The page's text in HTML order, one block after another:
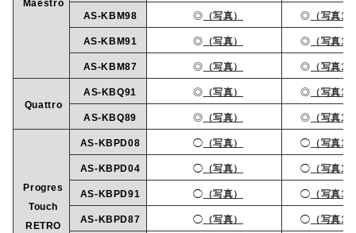
Maestro
AS-KBM98 ◎ （写真） ◎ （写真1）
AS-KBM91 ◎ （写真） ◎ （写真1）
AS-KBM87 ◎ （写真） ◎ （写真1）
Quattro
AS-KBQ91 ◎ （写真） ◎ （写真1）
AS-KBQ89 ◎ （写真） ◎ （写真1）
Progres
Touch
RETRO
AS-KBPD08 ◯ （写真） ◯ （写真1）
AS-KBPD04 ◯ （写真） ◯ （写真1）
AS-KBPD91 ◯ （写真） ◯ （写真1）
AS-KBPD87 ◯ （写真） ◯ （写真1）